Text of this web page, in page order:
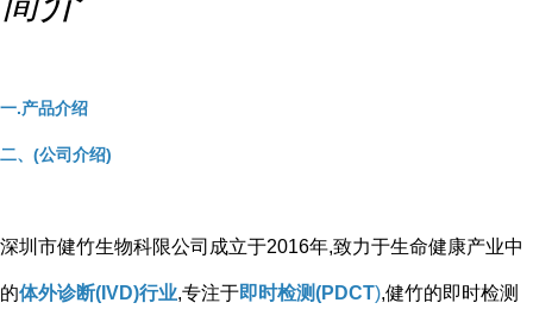
一.产品介绍
二、(公司介绍)
深圳市健竹生物科限公司成立于2016年,致力于生命健康产业中
的体外诊断(IVD)行业,专注于即时检测(PDCT),健竹的即时检测